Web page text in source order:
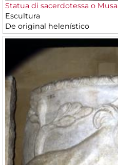
Statua di sacerdotessa o Musa
Escultura
De original helenístico